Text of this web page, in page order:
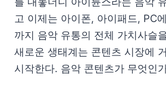
고 이제는 아이폰, 아이패드, PC
까지 음악 유통의 전체 가치사슬
새로운 생태계는 콘텐츠 시장에
시작한다. 음악 콘텐츠가 무엇인